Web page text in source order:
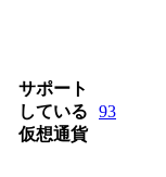
サポート
している
仮想通貨
93